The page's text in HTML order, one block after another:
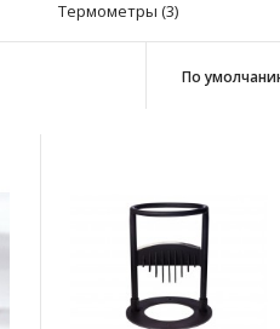
Термометры (3)
Храните
дровница
тандыром,